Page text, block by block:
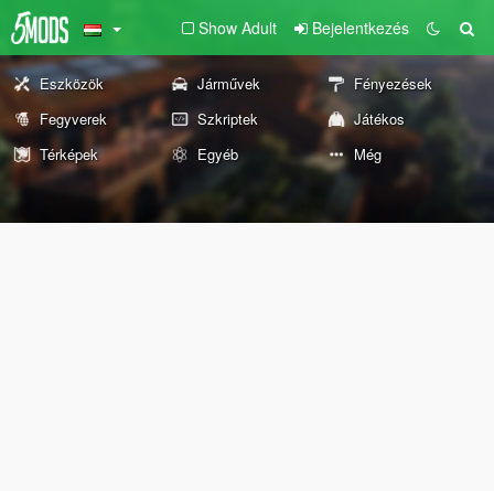
Show Adult Bejelentkezés
Eszközök Járművek
Fényezések
Fegyverek
Szkriptek
Játékos
Térképek
Egyéb Még